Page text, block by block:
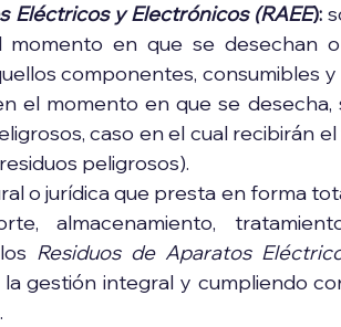
Eléctricos y Electrónicos (RAEE):
en que se desechan
componentes, consumibles
el momento en que se desecha,
caso en el cual recibirán
peligrosos).
o jurídica que presta en forma
almacenamiento,
Residuos de Aparatos
gestión integral y cumpliendo